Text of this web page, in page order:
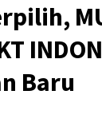
Baru